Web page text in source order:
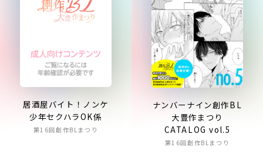
居酒屋バイト！ノンケ
少年セクハラOK係
第16回創作BLまつり
ナンバーナイン創作BL
大豊作まつり
CATALOG vol.5
第16回創作BLまつり